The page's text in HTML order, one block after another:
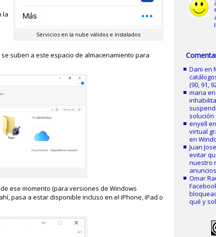
Servicios en la nube válidos e instalados
la
suben a este espacio de almacenamiento para
de ese momento (para versiones de Windows
pasa a estar disponible incluso en el iPhone, iPad o
Dani en
(90, 91,
maria
solución
enyell
virtual
en
Juan
evitar
nuestro
anuncios
Omar
qué y